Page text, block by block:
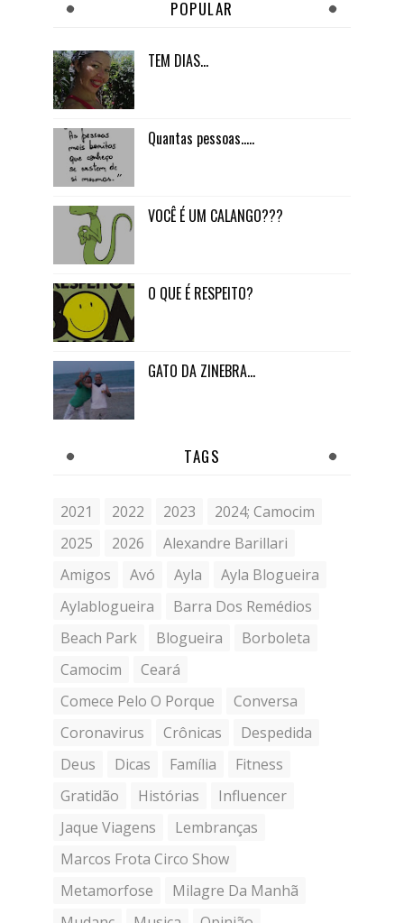
POPULAR
TEM DIAS...
Quantas pessoas.....
VOCÊ É UM CALANGO???
O QUE É RESPEITO?
GATO DA ZINEBRA...
TAGS
2021 2022 2023
2024; Camocim
2025
2026
Alexandre Barillari
Amigos
Avó Ayla
Ayla Blogueira
Aylablogueira
Barra Dos Remédios
Beach Park
Blogueira
Borboleta
Camocim
Ceará
Comece Pelo O Porque
Conversa
Coronavirus
Crônicas
Despedida
Deus
Dicas Família
Fitness
Gratidão
Histórias
Influencer
Jaque Viagens
Lembranças
Marcos Frota Circo Show
Metamorfose
Milagre Da Manhã